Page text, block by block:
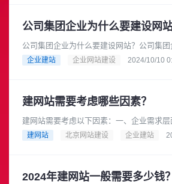
公司集团企业为什么要建设网站？公司集
以下几个重要原因：在当今互联网时代，消
企业建站 企业网站建设 2024/10/10
建网站需要考虑哪些因素？
建网站需要考虑以下因素：一、企业需求
在互联网时代，消费者在产品研究、查询地
建网站 北京网站建设 企业建站
2024年建网站一般需要多少钱？